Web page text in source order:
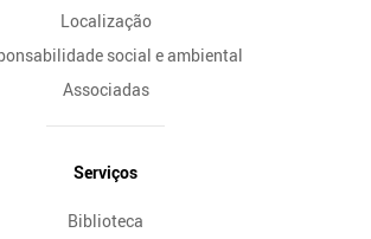
Localização
social e ambiental
Associadas
Serviços
Biblioteca